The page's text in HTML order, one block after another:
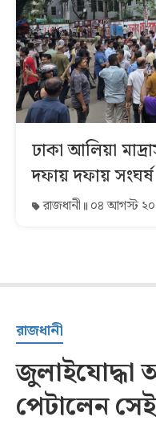
ঢাকা আলিয়া
দফায় দফায় সংঘর্ষ
রাজধানী ০৪ আগস্ট
রাজধানী
জুলাইযোদ্ধা
পেটালেন